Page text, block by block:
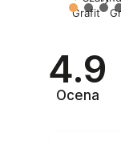
4.9
Ocena